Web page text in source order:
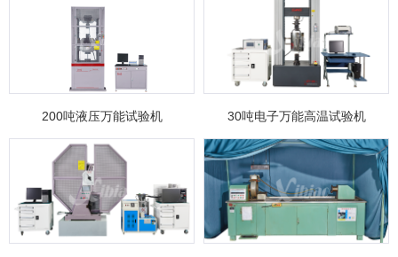
200吨液压万能试验机 30吨电子万能高温试验机